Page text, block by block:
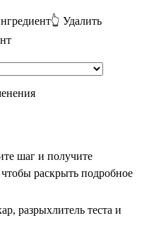
👆 Удалить
шаг и получите
раскрыть подробное
разрыхлитель теста и